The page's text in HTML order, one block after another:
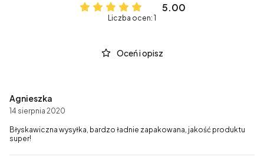
5.00
Liczba ocen: 1
Oceń i opisz
Agnieszka
14 sierpnia 2020
Błyskawiczna wysyłka, bardzo ładnie zapakowana, jakość produktu
super!